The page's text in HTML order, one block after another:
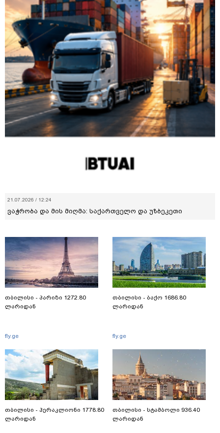
21.07.2026 / 12:24
ვაჭრობა და მის მიღმა: საქართველო და უზბეკეთი
თბილისი - პარიზი 1272.80
ლარიდან
fly.ge
თბილისი - ჰერაკლიონი 1778.80
ლარიდან
თბილისი - ბაქო 1686.80
ლარიდან
fly.ge
თბილისი - სტამბოლი 936.40
ლარიდან